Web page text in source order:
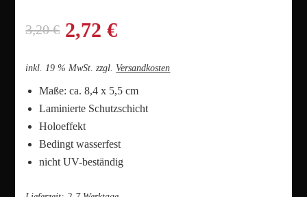
3,20€ Ursprünglicher
Preis
war:
3,20 €
2,72€Aktueller
Preis
ist:
inkl. 19 % MwSt. zzgl. Versandkosten
Maße: ca. 8,4 x 5,5 cm
Laminierte Schutzschicht
Holoeffekt
Bedingt wasserfest
nicht UV-beständig